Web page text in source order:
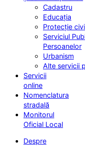
Cadastru
Educația
Protecție
Serviciul
Persoanelor
Urbanism
Alte servicii
Servicii
online
Nomenclatura
stradală
Monitorul
Oficial Local
Despre